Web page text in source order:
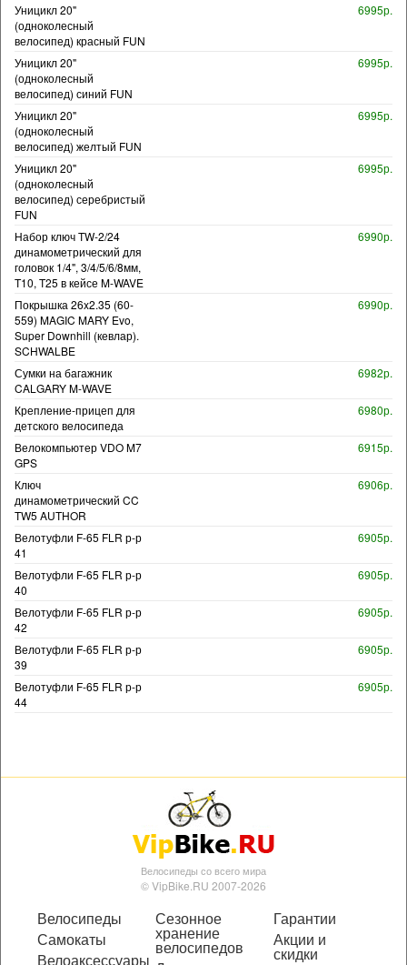
Уницикл 20"
(одноколесный
велосипед) красный FUN
6995р.
Уницикл 20"
(одноколесный
велосипед) синий FUN
6995р.
Уницикл 20"
(одноколесный
велосипед) желтый FUN
6995р.
Уницикл 20"
(одноколесный
велосипед) серебристый
FUN
6995р.
Набор ключ TW-2/24
динамометрический для
головок 1/4", 3/4/5/6/8мм,
T10, T25 в кейсе M-WAVE
6990р.
Покрышка 26x2.35 (60-
559) MAGIC MARY Evo,
Super Downhill (кевлар).
SCHWALBE
6990р.
Сумки на багажник
CALGARY M-WAVE
6982р.
Крепление-прицеп для
детского велосипеда
6980р.
Велокомпьютер VDO M7
GPS
6915р.
Ключ
динамометрический CC
TW5 AUTHOR
6906р.
Велотуфли F-65 FLR р-р
41
6905р.
Велотуфли F-65 FLR р-р
40
6905р.
Велотуфли F-65 FLR р-р
42
6905р.
Велотуфли F-65 FLR р-р
39
6905р.
Велотуфли F-65 FLR р-р
44
6905р.
Велосипеды со всего мира
© VipBike.RU 2007-2026
Велосипеды
Самокаты
Велоаксессуары
Сезонное
хранение
велосипедов
Гарантии
Акции и
скидки